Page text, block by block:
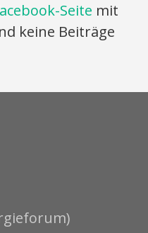
Seite mit
keine Beiträge